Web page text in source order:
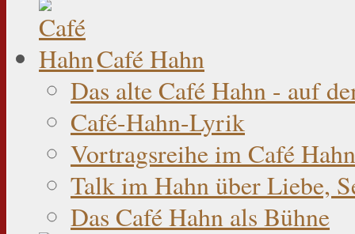
Café Hahn
Das alte Café Hahn - auf
Café-Hahn-Lyrik
Vortragsreihe im Café
Talk im Hahn über Liebe,
Das Café Hahn als Bühne